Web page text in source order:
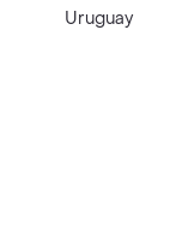
Uruguay